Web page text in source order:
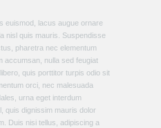
euismod, lacus augue ornare
nisl quis mauris. Suspendisse
pharetra nec elementum
accumsan, nulla sed feugiat
quis porttitor turpis odio sit
orci, nec malesuada
urna eget interdum
quis dignissim mauris dolor
Duis nisi tellus, adipiscing a